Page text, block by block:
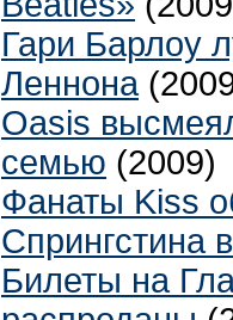
Гари Барлоу
Леннона
Oasis
семью (2009)
Фанаты Kiss
Спрингстина
Билеты на